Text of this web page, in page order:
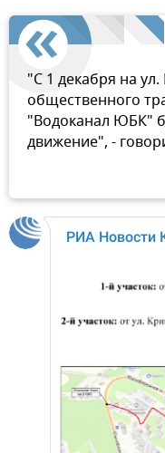
"С 1 декабря на
общественного
"Водоканал ЮБК"
движение", -